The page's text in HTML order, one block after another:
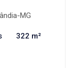
MG
322 m²